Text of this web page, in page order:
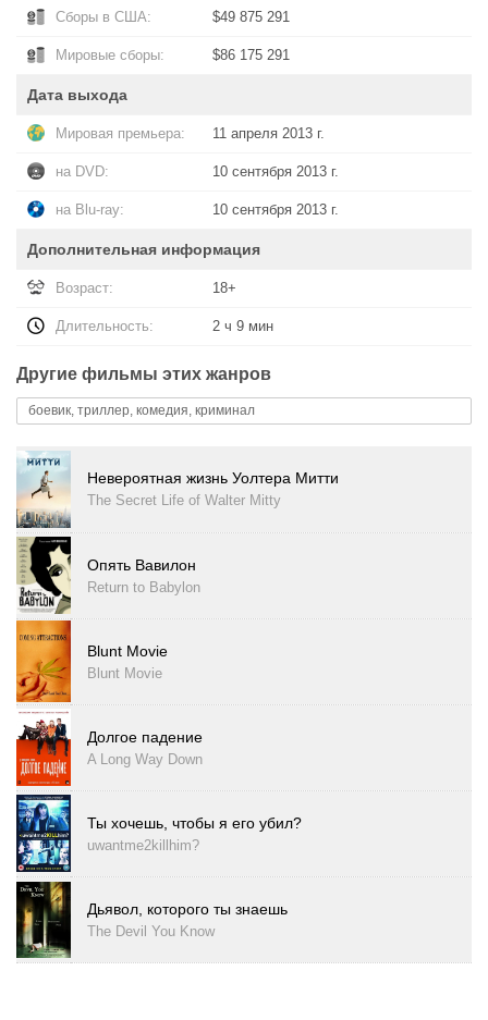
Сборы в США: $49 875 291
Мировые сборы: $86 175 291
Дата выхода
Мировая премьера: 11 апреля 2013 г.
на DVD: 10 сентября 2013 г.
на Blu-ray: 10 сентября 2013 г.
Дополнительная информация
Возраст: 18+
Длительность: 2 ч 9 мин
Другие фильмы этих жанров
боевик, триллер, комедия, криминал
Невероятная жизнь Уолтера Митти
The Secret Life of Walter Mitty
Опять Вавилон
Return to Babylon
Blunt Movie
Blunt Movie
Долгое падение
A Long Way Down
Ты хочешь, чтобы я его убил?
uwantme2killhim?
Дьявол, которого ты знаешь
The Devil You Know